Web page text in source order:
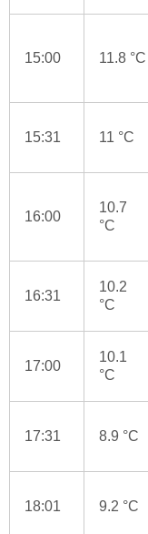
15:00 11.8 °C
15:31 11 °C
16:00
10.7
°C
16:31
10.2
°C
17:00
10.1
°C
17:31 8.9 °C
18:01 9.2 °C